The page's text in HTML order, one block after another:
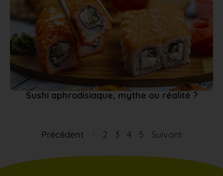
Sushi aphrodisiaque, mythe ou réalité ?
Précédent 1 2 3 4 5 Suivant